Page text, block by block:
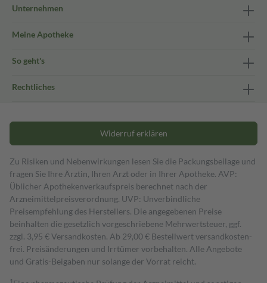
Unternehmen
Meine Apotheke
So geht's
Rechtliches
Widerruf erklären
Zu Risiken und Nebenwirkungen lesen Sie die Packungsbeilage und
fragen Sie Ihre Ärztin, Ihren Arzt oder in Ihrer Apotheke. AVP:
Üblicher Apothekenverkaufspreis berechnet nach der
Arzneimittelpreisverordnung. UVP: Unverbindliche
Preisempfehlung des Herstellers. Die angegebenen Preise
beinhalten die gesetzlich vorgeschriebene Mehrwertsteuer, ggf.
zzgl. 3,95 € Versandkosten. Ab 29,00 € Bestell­wert versand­kosten­
frei. Preisänderungen und Irrtümer vorbehalten. Alle Angebote
und Gratis-Beigaben nur solange der Vorrat reicht.
1